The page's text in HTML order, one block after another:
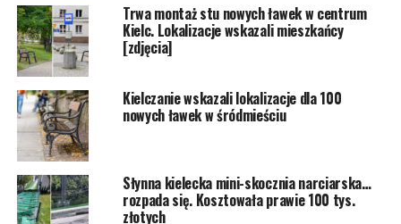
Trwa montaż stu nowych ławek w centrum
Kielc. Lokalizacje wskazali mieszkańcy
[zdjęcia]
Kielczanie wskazali lokalizacje dla 100
nowych ławek w śródmieściu
Słynna kielecka mini-skocznia narciarska…
rozpada się. Kosztowała prawie 100 tys.
złotych